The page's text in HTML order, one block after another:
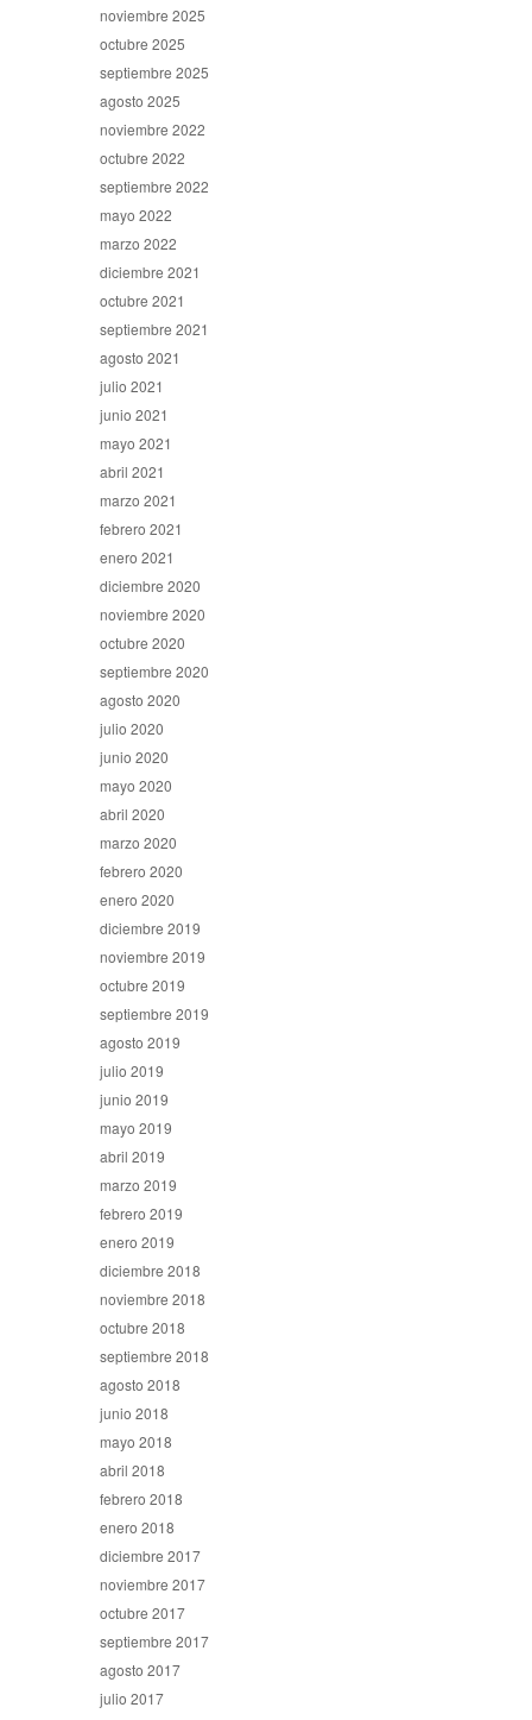
noviembre 2025
octubre 2025
septiembre 2025
agosto 2025
noviembre 2022
octubre 2022
septiembre 2022
mayo 2022
marzo 2022
diciembre 2021
octubre 2021
septiembre 2021
agosto 2021
julio 2021
junio 2021
mayo 2021
abril 2021
marzo 2021
febrero 2021
enero 2021
diciembre 2020
noviembre 2020
octubre 2020
septiembre 2020
agosto 2020
julio 2020
junio 2020
mayo 2020
abril 2020
marzo 2020
febrero 2020
enero 2020
diciembre 2019
noviembre 2019
octubre 2019
septiembre 2019
agosto 2019
julio 2019
junio 2019
mayo 2019
abril 2019
marzo 2019
febrero 2019
enero 2019
diciembre 2018
noviembre 2018
octubre 2018
septiembre 2018
agosto 2018
junio 2018
mayo 2018
abril 2018
febrero 2018
enero 2018
diciembre 2017
noviembre 2017
octubre 2017
septiembre 2017
agosto 2017
julio 2017